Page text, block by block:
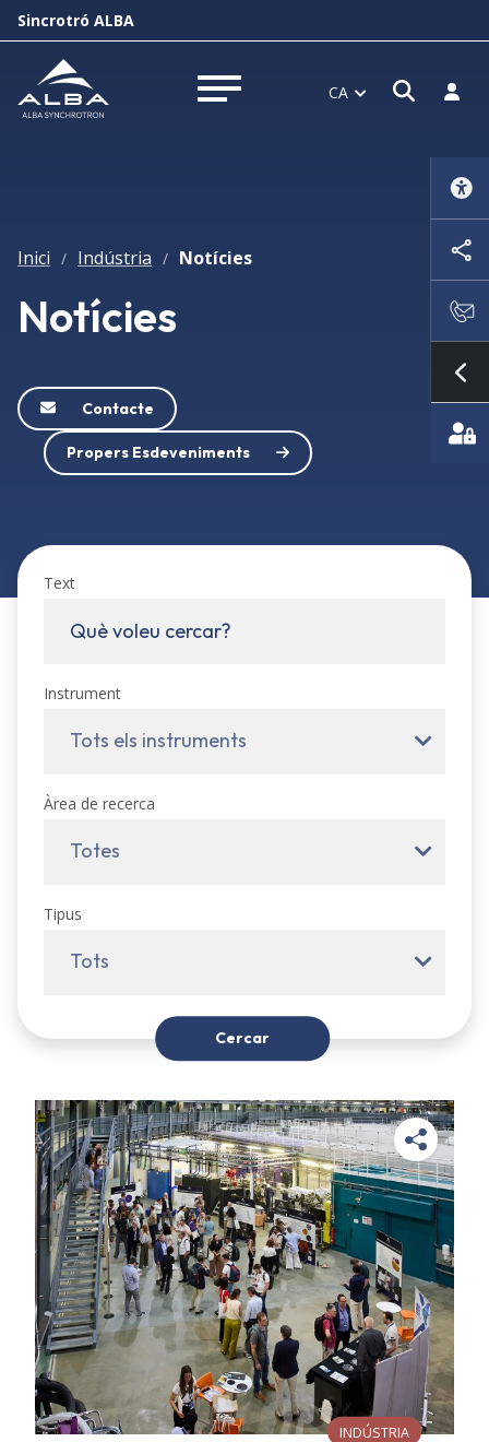
Sincrotró ALBA
Obrir menú CA Obrir
Inici / Indústria / Notícies
Notícies
Contacte
Propers Esdeveniments
Text
Instrument
Tots els instruments
Àrea de recerca
Totes
Tipus
Tots
Cercar
INDÚSTRIA